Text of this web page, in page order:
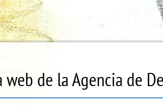
de la Agencia de